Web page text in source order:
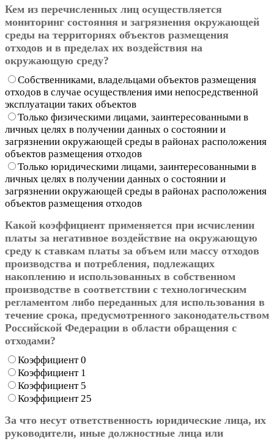
Кем из перечисленных лиц осуществляется
мониторинг состояния и загрязнения окружающей
среды на территориях объектов размещения
отходов и в пределах их воздействия на
окружающую среду?
Собственниками, владельцами объектов размещения
отходов в случае осуществления ими непосредственной
эксплуатации таких объектов
Только физическими лицами, заинтересованными в
личных целях в получении данных о состоянии и
загрязнении окружающей среды в районах расположения
объектов размещения отходов
Только юридическими лицами, заинтересованными в
личных целях в получении данных о состоянии и
загрязнении окружающей среды в районах расположения
объектов размещения отходов
Какой коэффициент применяется при исчислении
платы за негативное воздействие на окружающую
среду к ставкам платы за объем или массу отходов
производства и потребления, подлежащих
накоплению и использованных в собственном
производстве в соответствии с технологическим
регламентом либо переданных для использования в
течение срока, предусмотренного законодательством
Российской Федерации в области обращения с
отходами?
Коэффициент 0
Коэффициент 1
Коэффициент 5
Коэффициент 25
За что несут ответственность юридические лица, их
руководители, иные должностные лица или